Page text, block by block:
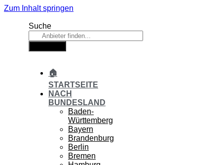
Zum Inhalt springen
Suche
🏠
STARTSEITE
NACH
BUNDESLAND
Baden-
Württemberg
Bayern
Brandenburg
Berlin
Bremen